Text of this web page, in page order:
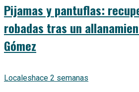
Pijamas y pantuflas:
robadas tras un
Gómez
Localeshace 2 semanas